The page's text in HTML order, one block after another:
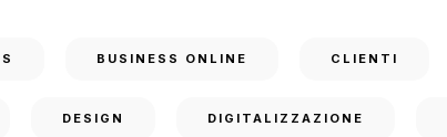
BUSINESS ONLINE CLIENTI
DESIGN DIGITALIZZAZIONE